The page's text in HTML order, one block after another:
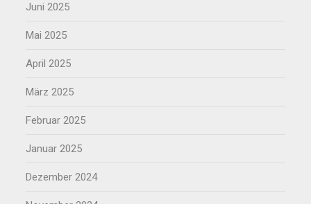
Juni 2025
Mai 2025
April 2025
März 2025
Februar 2025
Januar 2025
Dezember 2024